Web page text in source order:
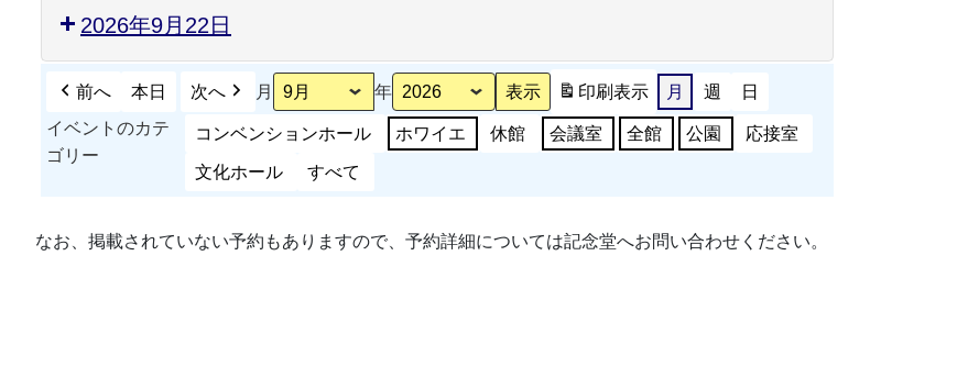
2026年9月22日
前へ 本日 次へ 月 年 印刷表示 月 週
日
イベントのカテ
ゴリー
コンベンションホール ホワイエ 休館 会議室 全館 公園 応接室
文化ホール すべて
なお、掲載されていない予約もありますので、予約詳細については記念堂へお問い合わせください。